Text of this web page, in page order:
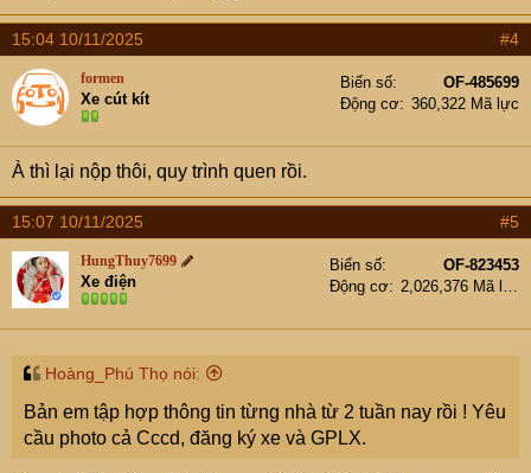
15:04 10/11/2025 #4
formen
Xe cút kít
Biển số
OF-485699
Động cơ
360,322 Mã lực
À thì lại nộp thôi, quy trình quen rồi.
15:07 10/11/2025 #5
HungThuy7699
Xe điện
Biển số
OF-823453
Động cơ
Hoàng_Phú Thọ nói:
Bản em tập hợp thông tin từng nhà từ 2 tuần nay rồi ! Yêu
cầu photo cả Cccd, đăng ký xe và GPLX.